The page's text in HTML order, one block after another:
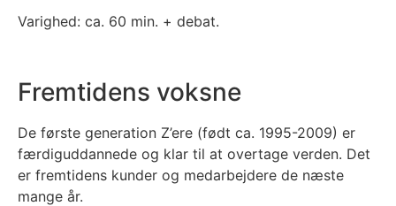
Varighed: ca. 60 min. + debat.
Fremtidens voksne
De første generation Z’ere (født ca. 1995-2009) er
færdiguddannede og klar til at overtage verden. Det
er fremtidens kunder og medarbejdere de næste
mange år.